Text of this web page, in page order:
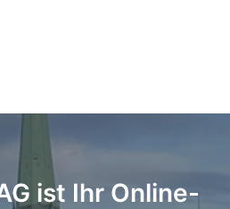
ist Ihr Online-